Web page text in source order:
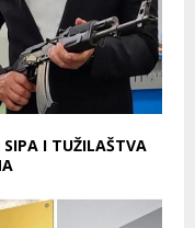
I TUŽILAŠTVA